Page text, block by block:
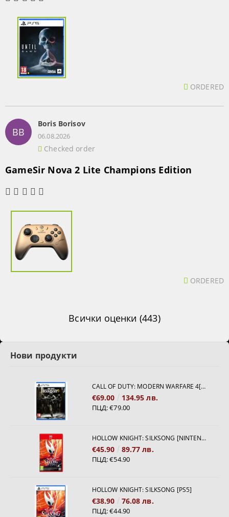
ORDERED
BB
Boris Borisov
06.08.2026
Checked order
GameSir Nova 2 Lite Champions Edition
ORDERED
Всички оценки (443)
Нови продукти
CALL OF DUTY: MODERN WARFARE 4[PS5]
€69.00 134.95 лв.
ПЦД:€79.00
HOLLOW KNIGHT: SILKSONG [NINTENDO SWITCH 2]
€45.90 89.77 лв.
ПЦД:€54.90
HOLLOW KNIGHT: SILKSONG [PS5]
€38.90 76.08 лв.
ПЦД:€44.90